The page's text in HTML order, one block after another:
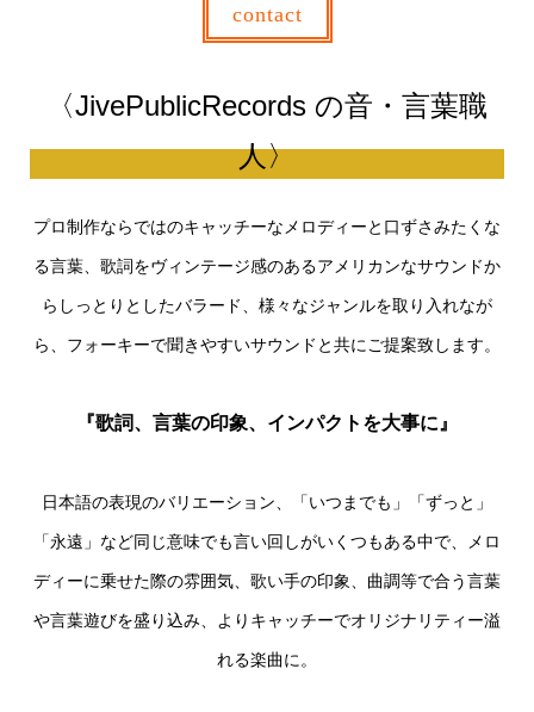
contact
〈JivePublicRecords の音・言葉職
人〉
プロ制作ならではのキャッチーなメロディーと口ずさみたくな
る言葉、歌詞をヴィンテージ感のあるアメリカンなサウンドか
らしっとりとしたバラード、様々なジャンルを取り入れなが
ら、フォーキーで聞きやすいサウンドと共にご提案致します。
『歌詞、言葉の印象、インパクトを大事に』
日本語の表現のバリエーション、「いつまでも」「ずっと」
「永遠」など同じ意味でも言い回しがいくつもある中で、メロ
ディーに乗せた際の雰囲気、歌い手の印象、曲調等で合う言葉
や言葉遊びを盛り込み、よりキャッチーでオリジナリティー溢
れる楽曲に。